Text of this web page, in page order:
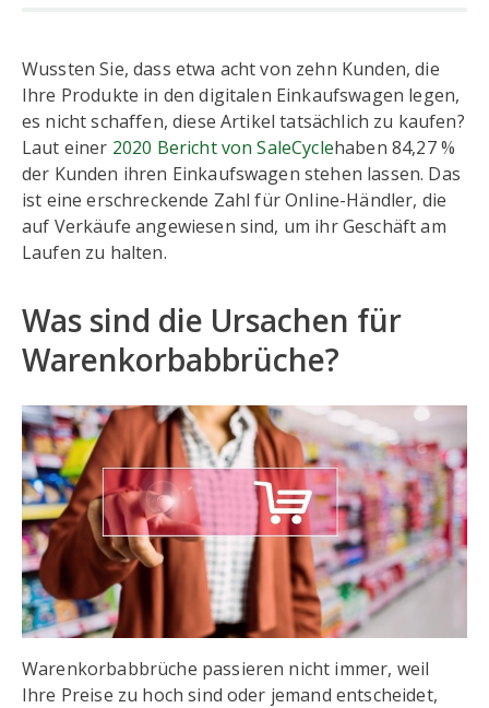
Wussten Sie, dass etwa acht von zehn Kunden, die
Ihre Produkte in den digitalen Einkaufswagen legen,
es nicht schaffen, diese Artikel tatsächlich zu kaufen?
Laut einer 2020 Bericht von SaleCyclehaben 84,27 %
der Kunden ihren Einkaufswagen stehen lassen. Das
ist eine erschreckende Zahl für Online-Händler, die
auf Verkäufe angewiesen sind, um ihr Geschäft am
Laufen zu halten.
Was sind die Ursachen für
Warenkorbabbrüche?
Warenkorbabbrüche passieren nicht immer, weil
Ihre Preise zu hoch sind oder jemand entscheidet,